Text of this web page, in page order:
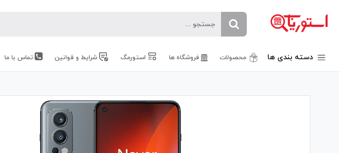
دسته بندی ها محصولات فروشگاه ها استورمگ شرایط و قوانین تماس با ما